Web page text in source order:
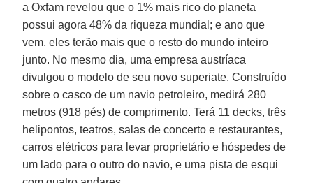
a Oxfam revelou que o 1% mais rico do planeta
possui agora 48% da riqueza mundial; e ano que
vem, eles terão mais que o resto do mundo inteiro
junto. No mesmo dia, uma empresa austríaca
divulgou o modelo de seu novo superiate. Construído
sobre o casco de um navio petroleiro, medirá 280
metros (918 pés) de comprimento. Terá 11 decks, três
helipontos, teatros, salas de concerto e restaurantes,
carros elétricos para levar proprietário e hóspedes de
um lado para o outro do navio, e uma pista de esqui